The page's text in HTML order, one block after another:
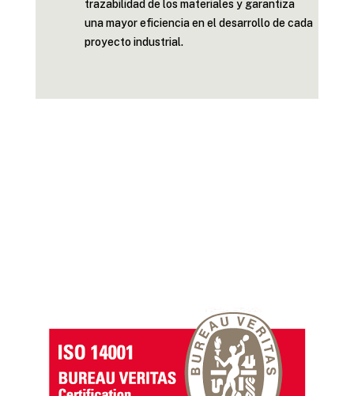
trazabilidad de los materiales y garantiza
una mayor eficiencia en el desarrollo de cada
proyecto industrial.